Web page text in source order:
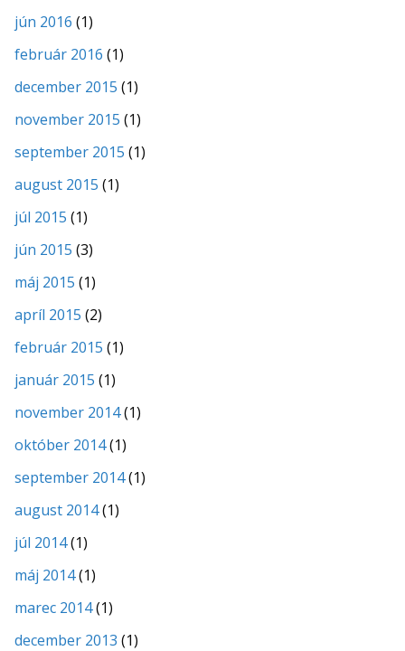
jún 2016 (1)
február 2016 (1)
december 2015 (1)
november 2015 (1)
september 2015 (1)
august 2015 (1)
júl 2015 (1)
jún 2015 (3)
máj 2015 (1)
apríl 2015 (2)
február 2015 (1)
január 2015 (1)
november 2014(1)
október 2014(1)
september 2014(1)
august 2014(1)
júl 2014(1)
máj 2014(1)
marec 2014(1)
december 2013 (1)